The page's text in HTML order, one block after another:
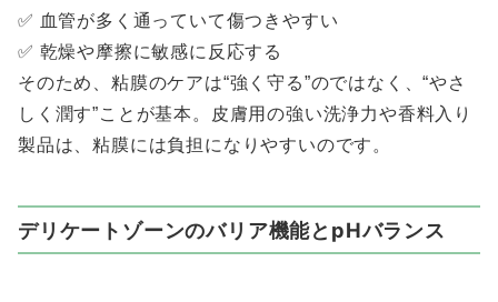
✅ 血管が多く通っていて傷つきやすい
✅ 乾燥や摩擦に敏感に反応する
そのため、粘膜のケアは“強く守る”のではなく、“やさ
しく潤す”ことが基本。皮膚用の強い洗浄力や香料入り
製品は、粘膜には負担になりやすいのです。
デリケートゾーンのバリア機能とpHバランス